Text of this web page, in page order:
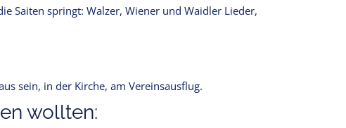
Saiten springt: Walzer, Wiener und Waidler Lieder,
sein, in der Kirche, am Vereinsausflug.
wollten: